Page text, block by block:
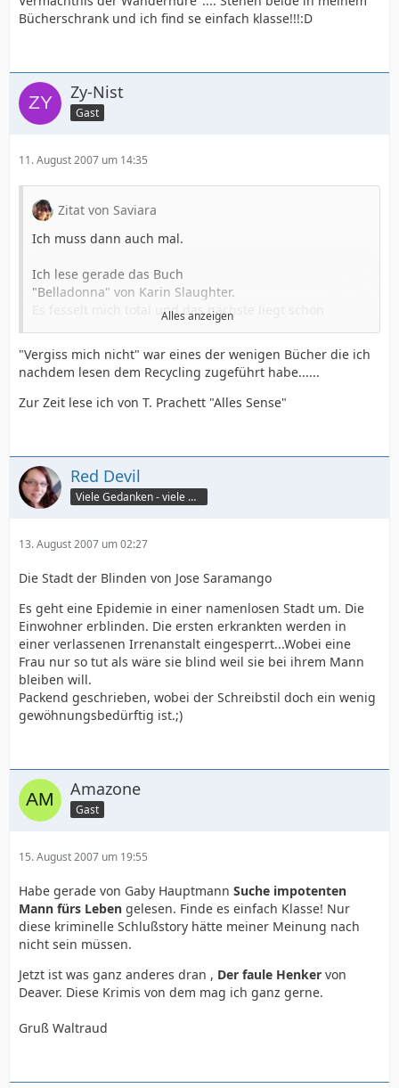
Bücherschrank und ich find se einfach klasse!!!:D
Zy-Nist
Gast
11. August 2007 um 14:35
Zitat von Saviara
Ich muss dann auch mal.
Ich lese gerade das Buch
"Belladonna" von Karin Slaughter.
Es fesselt mich total und das nächste liegt schon
Hab schon 2 Bücher von ihr durch "Vergiss mein nicht"
und Dreh dich nicht um"
Alle Bücher haben mich bisher gefesselt.
Personen schreibt.
Es gibt einen Chief, eine Gerichtismedizinerin (die
waren auch mal verheiratet und sind geschieden und
und und) ein Cop, ein Pastor, ect, halt Personen, die in
Teilweise sind sie selber darin verstrickt.
Also, wer auf Thriller steht, diese Bücher kann ich nur
Sie sind eigentlich keine Serie, jedoch merke ich gerade
beim Lesen das man das Buch "Belladonna" als erstes
lesen sollte.
Ich bin einfach nur Begeistert
Alles anzeigen
"Vergiss mich nicht" war eines der wenigen Bücher die ich
nachdem lesen dem Recycling zugeführt habe......
Zur Zeit lese ich von T. Prachett "Alles Sense"
Red Devil
Viele Gedanken - viele Worte
13. August 2007 um 02:27
Die Stadt der Blinden von Jose Saramango
Es geht eine Epidemie in einer namenlosen Stadt um. Die
Einwohner erblinden. Die ersten erkrankten werden in
einer verlassenen Irrenanstalt eingesperrt...Wobei eine
Frau nur so tut als wäre sie blind weil sie bei ihrem Mann
bleiben will.
Packend geschrieben, wobei der Schreibstil doch ein wenig
gewöhnungsbedürftig ist.;)
Amazone
Gast
15. August 2007 um 19:55
Habe gerade von Gaby Hauptmann Suche impotenten
Mann fürs Leben gelesen. Finde es einfach Klasse! Nur
diese kriminelle Schlußstory hätte meiner Meinung nach
nicht sein müssen.
Jetzt ist was ganz anderes dran , Der faule Henker von
Deaver. Diese Krimis von dem mag ich ganz gerne.
Gruß Waltraud